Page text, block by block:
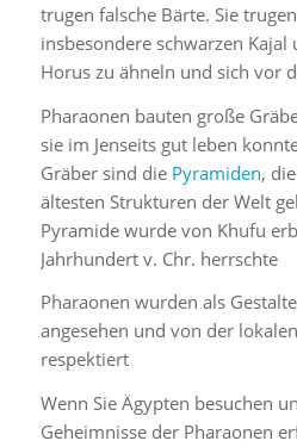
trugen falsche Bärte. Sie
insbesondere schwarzen
Horus zu ähneln und sich vor
Pharaonen bauten große
sie im Jenseits gut leben
Gräber sind die Pyramiden,
ältesten Strukturen der Welt
Pyramide wurde von Khufu
Jahrhundert v. Chr. herrschte
Pharaonen wurden als
angesehen und von der
respektiert
Wenn Sie Ägypten besuchen
Geheimnisse der Pharaonen